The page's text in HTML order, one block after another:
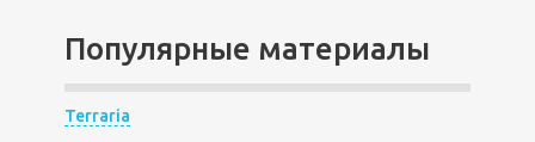
Популярные материалы
Terraria